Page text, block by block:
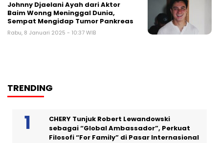
Johnny Djaelani Ayah dari Aktor
Baim Wonng Meninggal Dunia,
Sempat Mengidap Tumor Pankreas
Rabu, 8 Januari 2025 - 10:37 WIB
TRENDING
CHERY Tunjuk Robert Lewandowski
sebagai “Global Ambassador”, Perkuat
Filosofi “For Family” di Pasar Internasional